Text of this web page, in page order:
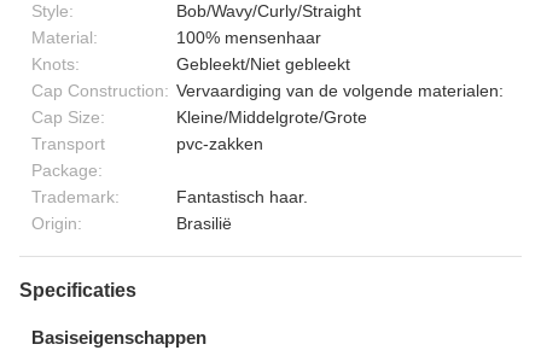
Style:
Bob/Wavy/Curly/Straight
Material:
100% mensenhaar
Knots:
Gebleekt/Niet gebleekt
Cap Construction: Vervaardiging van de volgende materialen:
Cap Size:
Kleine/Middelgrote/Grote
Transport
Package:
pvc-zakken
Trademark:
Fantastisch haar.
Origin:
Brasilië
Specificaties
Basiseigenschappen